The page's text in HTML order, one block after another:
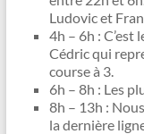
Ludovic et
4h – 6h :
Cédric qui
course à 3.
6h – 8h : Les
8h – 13h :
la dernière